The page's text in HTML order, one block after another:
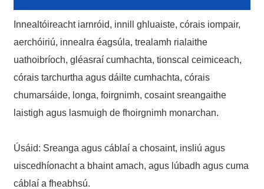
Innealtóireacht iarnróid, innill ghluaiste, córais iompair,
aerchóiriú, innealra éagsúla, trealamh rialaithe
uathoibríoch, gléasraí cumhachta, tionscal ceimiceach,
córais tarchurtha agus dáilte cumhachta, córais
chumarsáide, longa, foirgnimh, cosaint sreangaithe
laistigh agus lasmuigh de fhoirgnimh monarchan.
Úsáid: Sreanga agus cáblaí a chosaint, insliú agus
uiscedhíonacht a bhaint amach, agus lúbadh agus cuma
cáblaí a fheabhsú.